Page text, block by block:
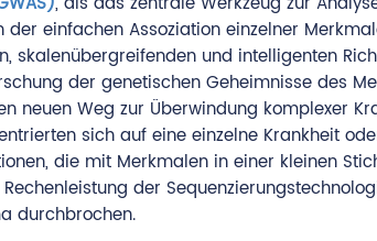
einfachen Assoziation einzelner
skalenübergreifenden und intelligenten
der genetischen Geheimnisse des
neuen Weg zur Überwindung komplexer
sich auf eine einzelne Krankheit
die mit Merkmalen in einer kleinen
der
durchbrochen.